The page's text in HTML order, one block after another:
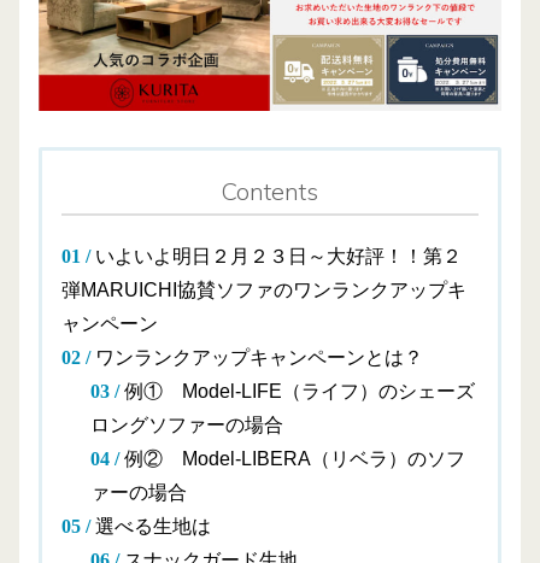
Contents
いよいよ明日２月２３日～大好評！！第２
弾MARUICHI協賛ソファのワンランクアップキ
ャンペーン
ワンランクアップキャンペーンとは？
例① Model-LIFE（ライフ）のシェーズ
ロングソファーの場合
例② Model-LIBERA（リベラ）のソフ
ァーの場合
選べる生地は